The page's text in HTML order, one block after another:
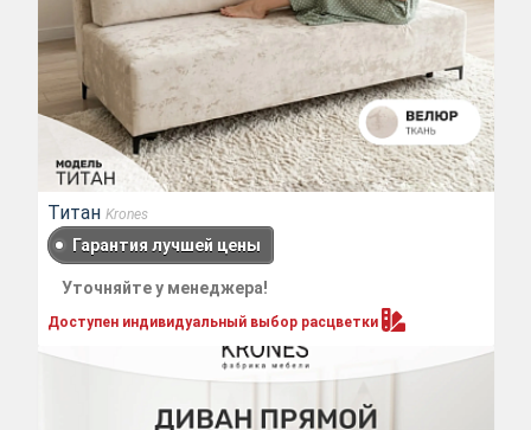
Титан Krones
Гарантия лучшей цены
Уточняйте у менеджера!
Доступен индивидуальный выбор расцветки